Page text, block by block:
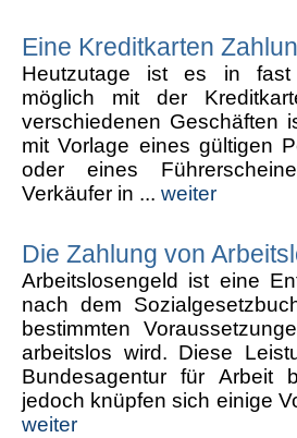
Eine Kreditkarten
Heutzutage ist es in fast
möglich mit der
verschiedenen Geschäften
mit Vorlage eines gültigen
oder eines
Verkäufer in ... weiter
Die Zahlung von
Arbeitslosengeld ist eine
nach dem
bestimmten
arbeitslos wird. Diese
Bundesagentur für Arbeit
jedoch knüpfen sich einige
weiter